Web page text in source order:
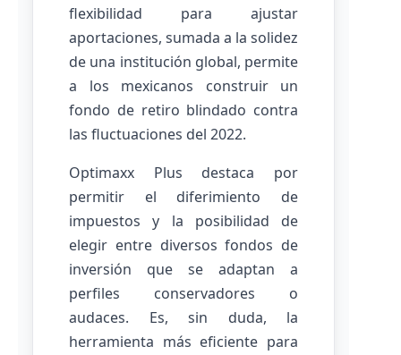
flexibilidad para ajustar
aportaciones, sumada a la solidez
de una institución global, permite
a los mexicanos construir un
fondo de retiro blindado contra
las fluctuaciones del 2022.
Optimaxx Plus destaca por
permitir el diferimiento de
impuestos y la posibilidad de
elegir entre diversos fondos de
inversión que se adaptan a
perfiles conservadores o
audaces. Es, sin duda, la
herramienta más eficiente para